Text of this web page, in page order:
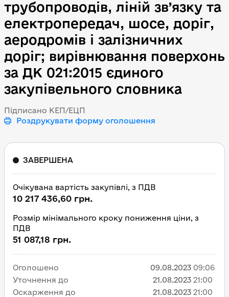
трубопроводів, ліній зв’язку та
електропередач, шосе, доріг,
аеродромів і залізничних
доріг; вирівнювання поверхонь
за ДК 021:2015 єдиного
закупівельного словника
Підписано КЕП/ЕЦП
Роздрукувати форму оголошення
ЗАВЕРШЕНА
Очікувана вартість закупівлі, з ПДВ
10 217 436,60 грн.
Розмір мінімального кроку пониження ціни, з
ПДВ
51 087,18 грн.
Оголошено 09.08.2023 09:06
Уточнення до
21.08.2023 21:00
Оскарження до
21.08.2023 21:00